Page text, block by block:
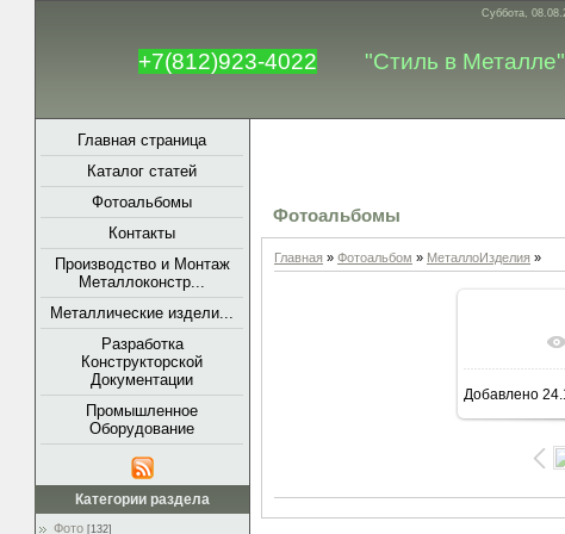
Суббота,
"Стиль в Металле"
+7(812)923-4022
Главная страница
Каталог статей
Фотоальбомы
Контакты
Производство и Монтаж
Металлоконстр...
Металлические издели...
Разработка
Конструкторской
Документации
Промышленное
Оборудование
Категории раздела
Фото [132]
Фотоальбомы
Главная » Фотоальбом » МеталлоИзделия »
В
Добавлено